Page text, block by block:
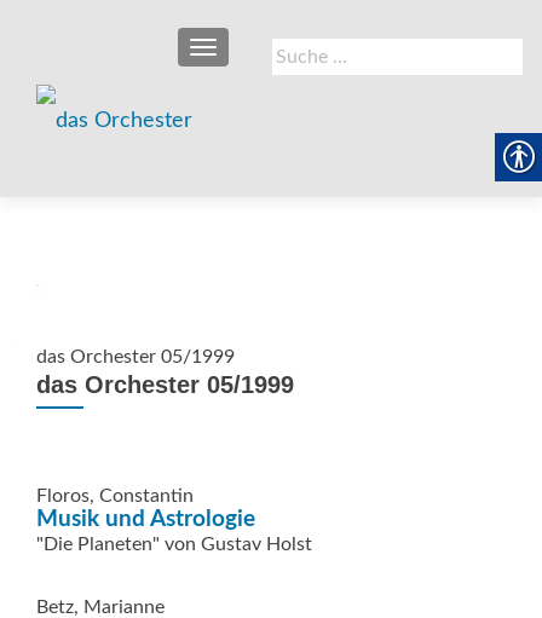
Suche
nach:
SCHALTE NAVIGATION
das Orchester 05/1999
das Orchester 05/1999
Floros, Constantin
Musik und Astrologie
"Die Planeten" von Gustav Holst
Betz, Marianne